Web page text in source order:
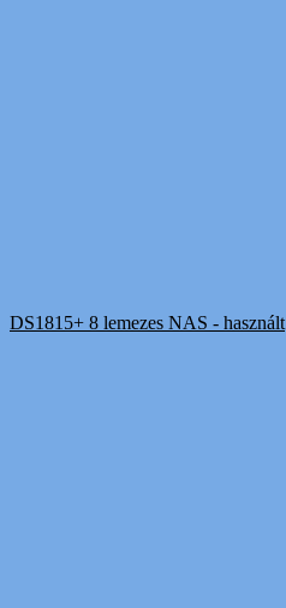
DS1815+ 8 lemezes NAS - használt